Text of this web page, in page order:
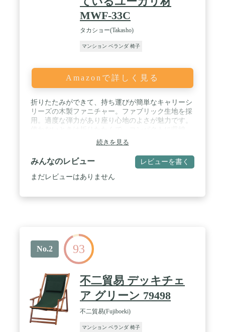
MWF-33C
タカショー(Takasho)
マンション ベランダ 椅子
Amazonで詳しく見る
折りたたみができて、持ち運びが簡単なキャリーシ
リーズの木製ファニチャー。ファブリック生地を採
用。適度な弾力があり座り心地のよさが魅力です。
お庭だけでなく、室内やバルコニーにも。 / 体をあ
ずけてゆったり座れる“くつろぎ"に特化したチェア
ー。4段階にリクライニングできます。サポートを
お好みの位置にセットして背もたれを調整。 / シン
プルなスタイルなのでどんな場所でも馴染み、省ス
104cm×高さ88cm、重量:約5.8kg / 材質:天然木(ユー
カリ)、塩化ビニル樹脂・ポリエステル / 折りたたみ
サイズ:約幅60cm×奥行5.5cm×高さ140cm / リクライ
ニング:約幅60cm×奥行106cm×高さ84.5cm、約幅
60cm×奥行109cm×高さ80cm、約幅60cm×奥行
115cm×高さ71.5cm / 構造:折りたたみ品(完成品) / 原
産国:ベトナム
続きを見る
みんなのレビュー レビューを書く
まだレビューはありません
No.2 93
不二貿易 デッキチェ
ア グリーン 79498
不二貿易(Fujiboeki)
マンション ベランダ 椅子